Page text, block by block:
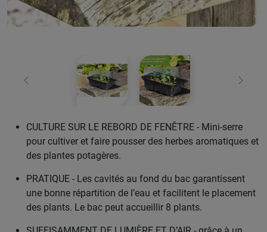
retour
CULTURE SUR LE REBORD DE FENÊTRE - Mini-serre
pour cultiver et faire pousser des herbes aromatiques et
des plantes potagères.
PRATIQUE - Les cavités au fond du bac garantissent
une bonne répartition de l’eau et facilitent le placement
des plants. Le bac peut accueillir 8 plants.